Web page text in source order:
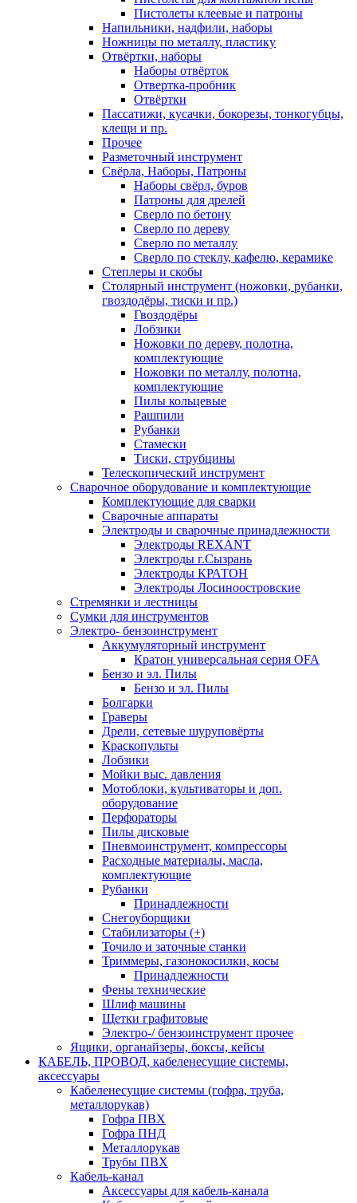
Пистолеты клеевые и патроны
Напильники, надфили, наборы
Ножницы по металлу, пластику
Отвёртки, наборы
Наборы отвёрток
Отвертка-пробник
Отвёртки
Пассатижи, кусачки, бокорезы, тонкогубцы,
клещи и пр.
Прочее
Разметочный инструмент
Свёрла, Наборы, Патроны
Наборы свёрл, буров
Патроны для дрелей
Сверло по бетону
Сверло по дереву
Сверло по металлу
Сверло по стеклу, кафелю, керамике
Степлеры и скобы
Столярный инструмент (ножовки, рубанки,
гвоздодёры, тиски и пр.)
Гвоздодёры
Лобзики
Ножовки по дереву, полотна,
комплектующие
Ножовки по металлу, полотна,
комплектующие
Пилы кольцевые
Рашпили
Рубанки
Стамески
Тиски, струбцины
Телескопический инструмент
Сварочное оборудование и комплектующие
Комплектующие для сварки
Сварочные аппараты
Электроды и сварочные принадлежности
Электроды REXANT
Электроды г.Сызрань
Электроды КРАТОН
Электроды Лосиноостровские
Стремянки и лестницы
Сумки для инструментов
Электро- бензоинструмент
Аккумуляторный инструмент
Кратон универсальная серия OFA
Бензо и эл. Пилы
Бензо и эл. Пилы
Болгарки
Граверы
Дрели, сетевые шуруповёрты
Краскопульты
Лобзики
Мойки выс. давления
Мотоблоки, культиваторы и доп.
оборудование
Перфораторы
Пилы дисковые
Пневмоинструмент, компрессоры
Расходные материалы, масла,
комплектующие
Рубанки
Принадлежности
Снегоуборщики
Стабилизаторы (+)
Точило и заточные станки
Триммеры, газонокосилки, косы
Принадлежности
Фены технические
Шлиф машины
Щетки графитовые
Электро-/ бензоинструмент прочее
Ящики, органайзеры, боксы, кейсы
КАБЕЛЬ, ПРОВОД, кабеленесущие системы,
аксессуары
Кабеленесущие системы (гофра, труба,
металлорукав)
Гофра ПВХ
Гофра ПНД
Металлорукав
Трубы ПВХ
Кабель-канал
Аксессуары для кабель-канала